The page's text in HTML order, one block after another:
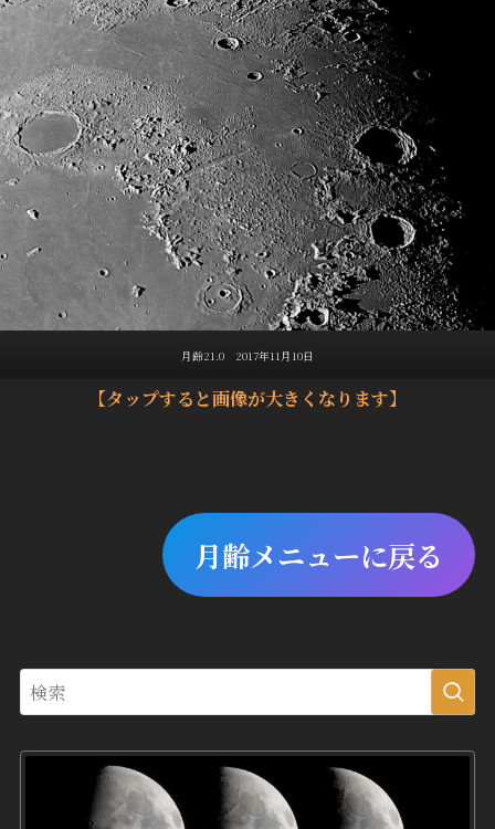
月齢21.0 2017年11月10日
【タップすると画像が大きくなります】
月齢メニューに戻る